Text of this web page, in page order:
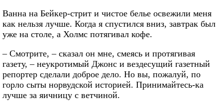
Ванна на Бейкер-стрит и чистое белье освежили меня
как нельзя лучше. Когда я спустился вниз, завтрак был
уже на столе, а Холмс потягивал кофе.
– Смотрите, – сказал он мне, смеясь и протягивая
газету, – неукротимый Джонс и вездесущий газетный
репортер сделали доброе дело. Но вы, пожалуй, по
горло сыты норвудской историей. Принимайтесь-ка
лучше за яичницу с ветчиной.